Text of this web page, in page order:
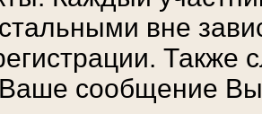
вне
Также
сообщение Вы